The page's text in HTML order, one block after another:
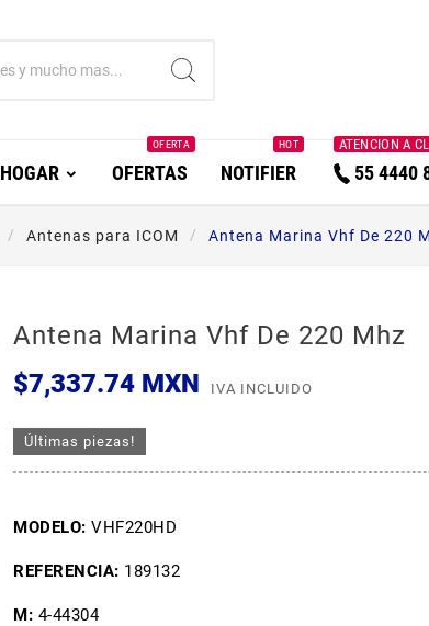
HOGAR OFERTAS
OFERTA
NOTIFIER
HOT
55 4440
ATENCION A
Antenas para ICOM Antena Marina Vhf De 220
Antena Marina Vhf De 220 Mhz
$7,337.74 MXN
IVA INCLUIDO
Últimas piezas!
MODELO: VHF220HD
REFERENCIA: 189132
M: 4-44304